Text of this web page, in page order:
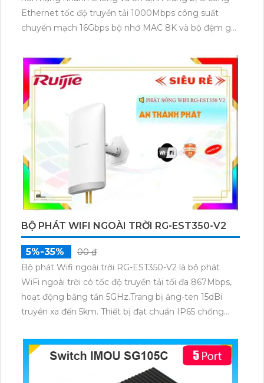
Ethernet tốc độ truyền tải 1000Mbps công suất
chuyển mạch 16Gbps bộ nhớ MAC 8K và bộ đệm gói
chống sét 2KV cân mọi thời tiết phù hợp gia đình văn
phòng cửa hàng và hệ thống camera IP.
BỘ PHÁT WIFI NGOÀI TRỜI RG-EST350-V2
5%-35%
00 ₫
Bộ phát Wifi ngoài trời RG-EST350-V2 là bộ phát
WiFi ngoài trời có tốc độ truyền tải tối đa 867Mbps,
hoạt động băng tần 5GHz.Trang bị ăng-ten 15dBi
truyền xa đến 5km. Thiết bị đạt chuẩn IP65 chống
Cloud.Phù hợp mở rộng mạng cho camera và khu
vực ngoài trời.